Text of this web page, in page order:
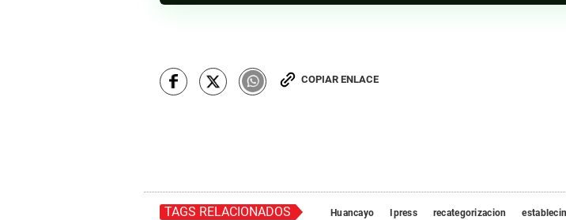
COPIAR ENLACE
TAGS RELACIONADOS Huancayo Ipress recategorizacion